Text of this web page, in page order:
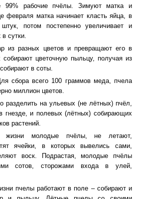
99% рабочие пчёлы. Зимуют матка и
февраля матка начинает класть яйца, в
потом постепенно увеличивает и
в сутки.
из разных цветов и превращают его в
цветочную пыльцу, получая из
в соты.
сбора всего 100 граммов меда, пчела
миллион цветов.
разделить на ульевых (не лётных) пчёл,
гнезде, и полевых (лётных) собирающих
растений.
жизни молодые пчёлы, не летают,
ячейки, в которых вывелись сами,
воск. Подрастая, молодые пчёлы
сотов, сторожами входа в улей,
пчелы работают в поле – собирают и